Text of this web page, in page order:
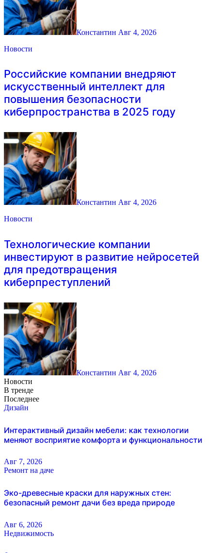
Константин Авг 4, 2026
Новости
Российские компании внедряют
искусственный интеллект для
повышения безопасности
киберпространства в 2025 году
Константин Авг 4, 2026
Новости
Технологические компании
инвестируют в развитие нейросетей
для предотвращения
киберпреступлений
Константин Авг 4, 2026
Новости
В тренде
Последнее
Дизайн
Интерактивный дизайн мебели: как технологии
меняют восприятие комфорта и функциональности
Авг 7, 2026
Ремонт на даче
Эко-древесные краски для наружных стен:
безопасный ремонт дачи без вреда природе
Авг 6, 2026
Недвижимость